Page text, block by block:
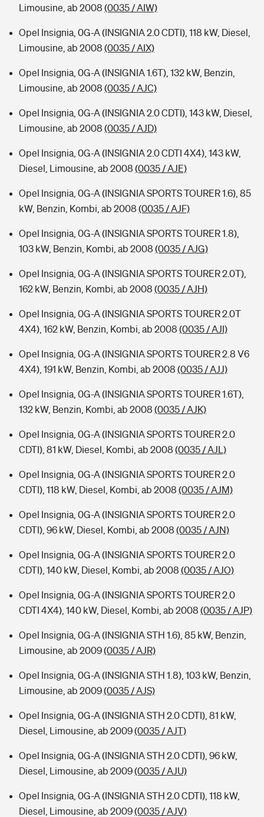
Limousine, ab 2008 (0035 / AIW)
Opel Insignia, 0G-A (INSIGNIA 2.0 CDTI), 118 kW, Diesel,
Limousine, ab 2008 (0035 / AIX)
Opel Insignia, 0G-A (INSIGNIA 1.6T), 132 kW, Benzin,
Limousine, ab 2008 (0035 / AJC)
Opel Insignia, 0G-A (INSIGNIA 2.0 CDTI), 143 kW, Diesel,
Limousine, ab 2008 (0035 / AJD)
Opel Insignia, 0G-A (INSIGNIA 2.0 CDTI 4X4), 143 kW,
Diesel, Limousine, ab 2008 (0035 / AJE)
Opel Insignia, 0G-A (INSIGNIA SPORTS TOURER 1.6), 85
kW, Benzin, Kombi, ab 2008 (0035 / AJF)
Opel Insignia, 0G-A (INSIGNIA SPORTS TOURER 1.8),
103 kW, Benzin, Kombi, ab 2008 (0035 / AJG)
Opel Insignia, 0G-A (INSIGNIA SPORTS TOURER 2.0T),
162 kW, Benzin, Kombi, ab 2008 (0035 / AJH)
Opel Insignia, 0G-A (INSIGNIA SPORTS TOURER 2.0T
4X4), 162 kW, Benzin, Kombi, ab 2008 (0035 / AJI)
Opel Insignia, 0G-A (INSIGNIA SPORTS TOURER 2.8 V6
4X4), 191 kW, Benzin, Kombi, ab 2008 (0035 / AJJ)
Opel Insignia, 0G-A (INSIGNIA SPORTS TOURER 1.6T),
132 kW, Benzin, Kombi, ab 2008 (0035 / AJK)
Opel Insignia, 0G-A (INSIGNIA SPORTS TOURER 2.0
CDTI), 81 kW, Diesel, Kombi, ab 2008 (0035 / AJL)
Opel Insignia, 0G-A (INSIGNIA SPORTS TOURER 2.0
CDTI), 118 kW, Diesel, Kombi, ab 2008 (0035 / AJM)
Opel Insignia, 0G-A (INSIGNIA SPORTS TOURER 2.0
CDTI), 96 kW, Diesel, Kombi, ab 2008 (0035 / AJN)
Opel Insignia, 0G-A (INSIGNIA SPORTS TOURER 2.0
CDTI), 140 kW, Diesel, Kombi, ab 2008 (0035 / AJO)
Opel Insignia, 0G-A (INSIGNIA SPORTS TOURER 2.0
CDTI 4X4), 140 kW, Diesel, Kombi, ab 2008 (0035 / AJP)
Opel Insignia, 0G-A (INSIGNIA STH 1.6), 85 kW, Benzin,
Limousine, ab 2009(0035 / AJR)
Opel Insignia, 0G-A (INSIGNIA STH 1.8), 103 kW, Benzin,
Limousine, ab 2009(0035 / AJS)
Opel Insignia, 0G-A (INSIGNIA STH 2.0 CDTI), 81 kW,
Diesel, Limousine, ab 2009(0035 / AJT)
Opel Insignia, 0G-A (INSIGNIA STH 2.0 CDTI), 96 kW,
Diesel, Limousine, ab 2009(0035 / AJU)
Opel Insignia, 0G-A (INSIGNIA STH 2.0 CDTI), 118 kW,
Diesel, Limousine, ab 2009(0035 / AJV)